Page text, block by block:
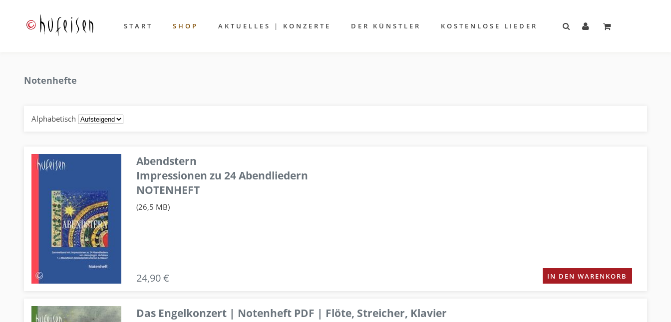
START SHOP AKTUELLES | KONZERTE DER KÜNSTLER KOSTENLOSE LIEDER
Notenhefte
Alphabetisch
Abendstern
Impressionen zu 24 Abendliedern
NOTENHEFT
(26,5 MB)
24,90 € IN DEN WARENKORB
Das Engelkonzert | Notenheft PDF | Flöte, Streicher, Klavier